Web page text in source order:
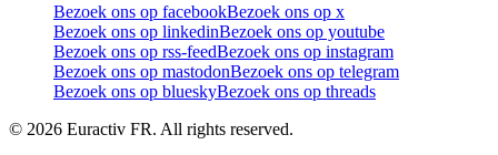
Bezoek ons op facebookBezoek ons op x
Bezoek ons op linkedinBezoek ons op youtube
Bezoek ons op rss-feedBezoek ons op instagram
Bezoek ons op mastodonBezoek ons op telegram
Bezoek ons op blueskyBezoek ons op threads
© 2026 Euractiv FR. All rights reserved.